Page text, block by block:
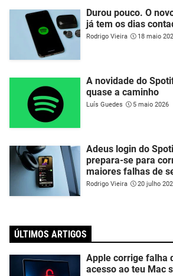
Durou pouco. O
já tem os dias
Rodrigo Vieira 18 maio
A novidade do
quase a caminho
Luís Guedes 5 maio 2026
Adeus login do
prepara-se para
maiores falhas de
Rodrigo Vieira 20 julho
ÚLTIMOS ARTIGOS
Apple corrige falha
acesso ao teu Mac